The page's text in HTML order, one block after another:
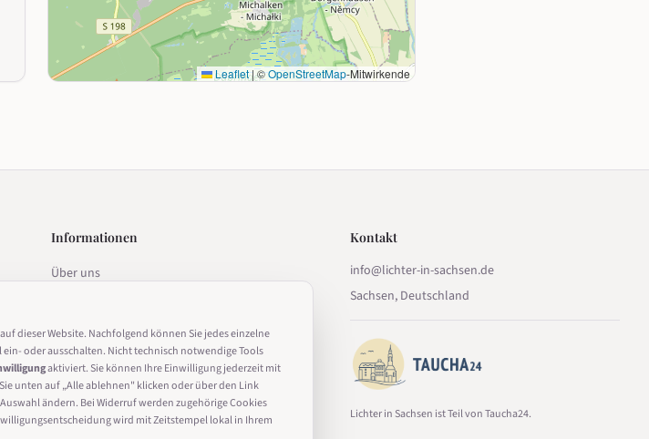
Leaflet|©OpenStreetMap-Mitwirkende
Informationen
Über uns
Impressum
Nutzungsbedingungen
Cookie-Einstellungen
Kontakt
info@lichter-in-sachsen.de
Sachsen, Deutschland
Lichter in Sachsen ist Teil von Taucha24.
dieser Website. Nachfolgend können Sie jedes einzelne
oder ausschalten. Nicht technisch notwendige Tools
aktiviert. Sie können Ihre Einwilligung jederzeit mit
unten auf „Alle ablehnen" klicken oder über den Link
ändern. Bei Widerruf werden zugehörige Cookies
wird mit Zeitstempel lokal in Ihrem